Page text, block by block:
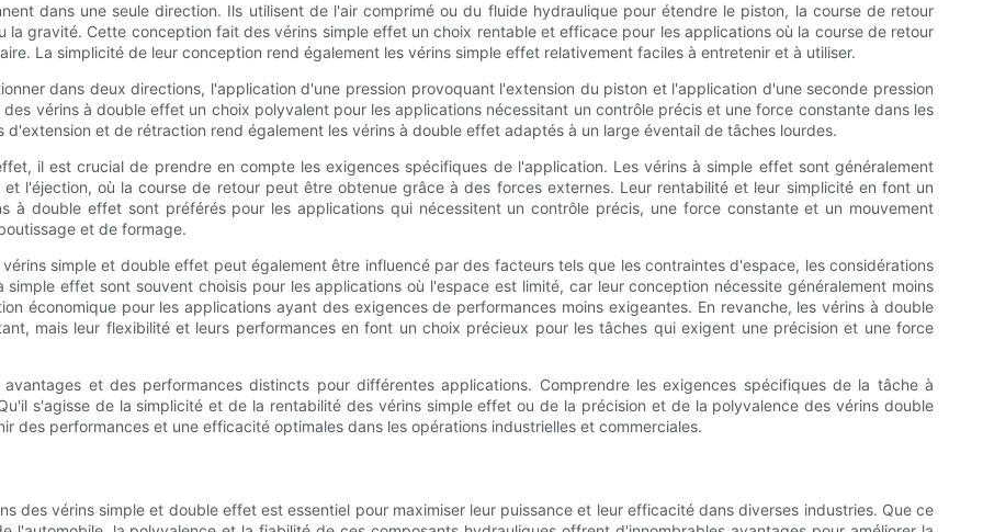
dans une seule direction. Ils utilisent de l'air comprimé ou du fluide hydraulique pour étendre le piston, la course de retour
gravité. Cette conception fait des vérins simple effet un choix rentable et efficace pour les applications où la course de retour
La simplicité de leur conception rend également les vérins simple effet relativement faciles à entretenir et à utiliser.
dans deux directions, l'application d'une pression provoquant l'extension du piston et l'application d'une seconde pression
vérins à double effet un choix polyvalent pour les applications nécessitant un contrôle précis et une force constante dans les
et de rétraction rend également les vérins à double effet adaptés à un large éventail de tâches lourdes.
il est crucial de prendre en compte les exigences spécifiques de l'application. Les vérins à simple effet sont généralement
l'éjection, où la course de retour peut être obtenue grâce à des forces externes. Leur rentabilité et leur simplicité en font un
à double effet sont préférés pour les applications qui nécessitent un contrôle précis, une force constante et un mouvement
et de formage.
simple et double effet peut également être influencé par des facteurs tels que les contraintes d'espace, les considérations
effet sont souvent choisis pour les applications où l'espace est limité, car leur conception nécessite généralement moins
économique pour les applications ayant des exigences de performances moins exigeantes. En revanche, les vérins à double
mais leur flexibilité et leurs performances en font un choix précieux pour les tâches qui exigent une précision et une force
et des performances distincts pour différentes applications. Comprendre les exigences spécifiques de la tâche à
s'agisse de la simplicité et de la rentabilité des vérins simple effet ou de la précision et de la polyvalence des vérins double
des performances et une efficacité optimales dans les opérations industrielles et commerciales.
des vérins simple et double effet est essentiel pour maximiser leur puissance et leur efficacité dans diverses industries. Que ce